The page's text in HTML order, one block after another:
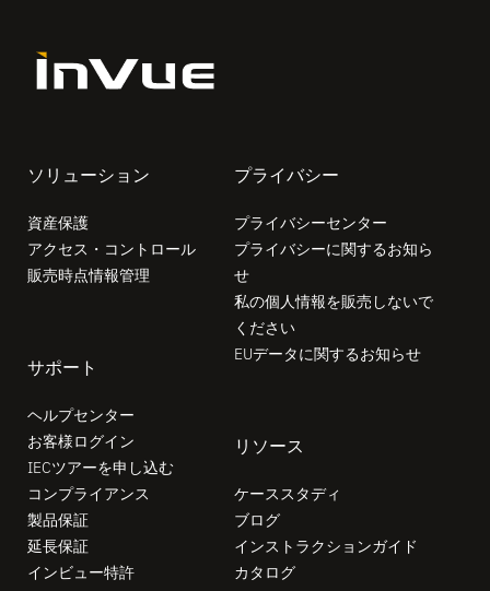
ソリューション
資産保護
アクセス・コントロール
販売時点情報管理
サポート
ヘルプセンター
お客様ログイン
IECツアーを申し込む
コンプライアンス
製品保証
延長保証
インビュー特許
プライバシー
プライバシーセンター
プライバシーに関するお知ら
せ
私の個人情報を販売しないで
ください
EUデータに関するお知らせ
リソース
ケーススタディ
ブログ
インストラクションガイド
カタログ